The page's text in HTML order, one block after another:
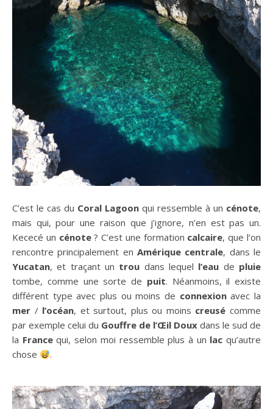
C’est le cas du Coral Lagoon qui ressemble à un cénote,
mais qui, pour une raison que j’ignore, n’en est pas un.
Kececé un cénote? C’est une formation calcaire, que l’on
rencontre principalement en Amérique centrale, dans le
Yucatan, et traçant un trou dans lequel l’eau de pluie
tombe, comme une sorte de puit. Néanmoins, il existe
différent type avec plus ou moins de connexionavec la
mer / l’océan, et surtout, plus ou moins creusé comme
par exemple celui du Gouffre de l’Œil Doux dans le sud de
la Francequi, selon moi ressemble plus à un lac qu’autre
chose
.